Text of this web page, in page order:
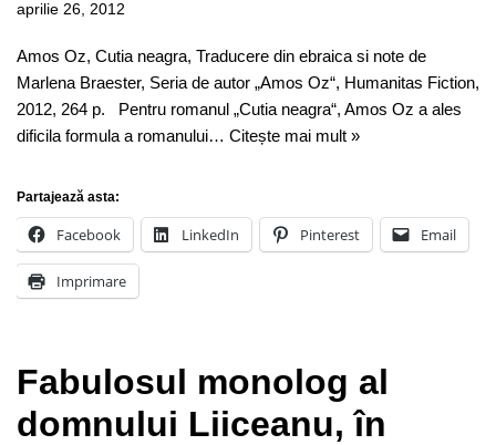
aprilie 26, 2012
Amos Oz, Cutia neagra, Traducere din ebraica si note de
Marlena Braester, Seria de autor „Amos Oz“, Humanitas Fiction,
2012, 264 p. Pentru romanul „Cutia neagra“, Amos Oz a ales
dificila formula a romanului… Citește mai mult »
Partajează asta:
Facebook LinkedIn Pinterest Email
Imprimare
Fabulosul monolog al
domnului Liiceanu, în